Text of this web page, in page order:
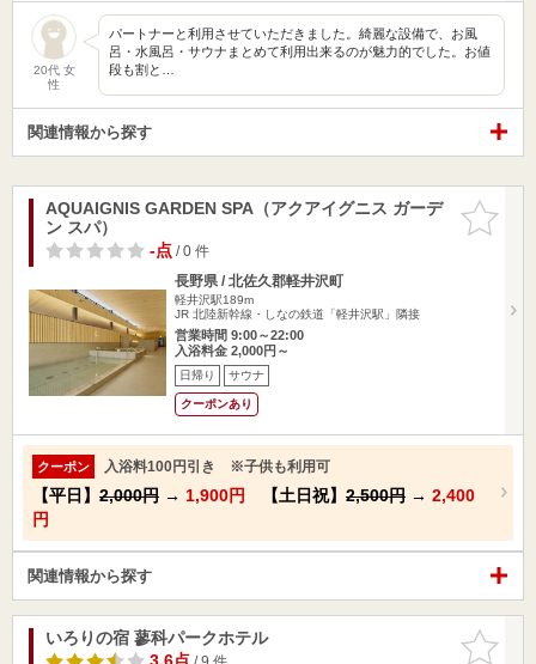
20代 女
性
パートナーと利用させていただきました。綺麗な設備で、お風
呂・水風呂・サウナまとめて利用出来るのが魅力的でした。お値
段も割と…
関連情報から探す
お気に入
りに追加
AQUAIGNIS GARDEN SPA（アクアイグニス ガーデ
ン スパ）
-点/ 0 件
長野県 / 北佐久郡軽井沢町
軽井沢駅189m
JR 北陸新幹線・しなの鉄道「軽井沢駅」隣接
営業時間 9:00～22:00
入浴料金 2,000円～
日帰り サウナ
クーポンあり
クーポン 入浴料100円引き ※子供も利用可
【平日】 2,000円 → 1,900円 【土日祝】 2,500円 → 2,400
円
関連情報から探す
お気に入
りに追加
いろりの宿 蓼科パークホテル